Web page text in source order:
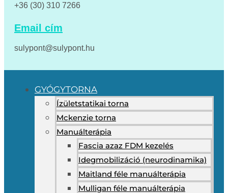
+36 (30) 310 7266
Email cím
sulypont@sulypont.hu
GYÓGYTORNA
Ízületstatikai torna
Mckenzie torna
Manuálterápia
Fascia azaz FDM kezelés
Idegmobilizáció (neurodinamika)
Maitland féle manuálterápia
Mulligan féle manuálterápia